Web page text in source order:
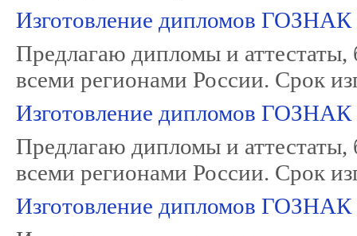
Изготовление дипломов
Предлагаю дипломы и
всеми регионами России. Срок
Изготовление дипломов
Предлагаю дипломы и
всеми регионами России. Срок
Изготовление дипломов